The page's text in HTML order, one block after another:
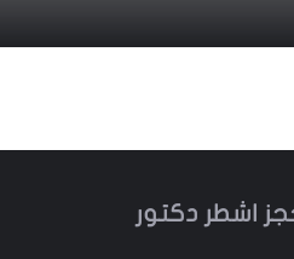
اشطر دكتور